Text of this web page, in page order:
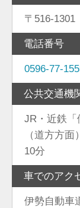
〒516-
電話番号
0596-77-
公共交通機
JR・近鉄「
（道方方
10分
車でのアク
伊勢自動車